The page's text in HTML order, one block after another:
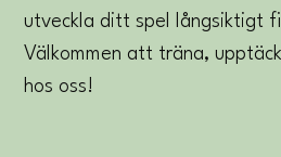
utveckla ditt spel långsiktigt
Välkommen att träna,
hos oss!